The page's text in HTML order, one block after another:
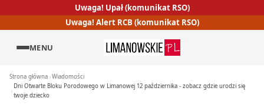
Uwaga! Upał (komunikat RSO)
Uwaga! Alert RCB (komunikat RSO)
MENU
Strona główna Wiadomości
Dni Otwarte Bloku Porodowego w Limanowej 12 października - zobacz gdzie urodzi się
twoje dziecko